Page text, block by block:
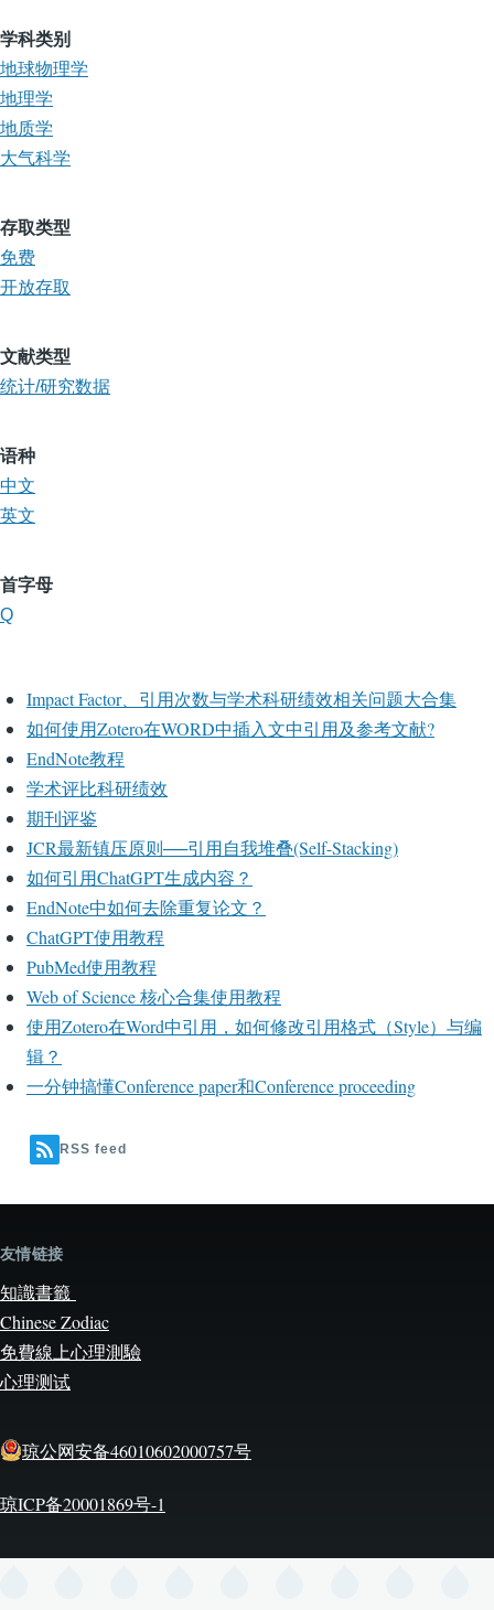
学科类别
地球物理学
地理学
地质学
大气科学
存取类型
免费
开放存取
文献类型
统计/研究数据
语种
中文
英文
首字母
Q
Impact Factor、引用次数与学术科研绩效相关问题大合集
如何使用Zotero在WORD中插入文中引用及参考文献?
EndNote教程
学术评比科研绩效
期刊评鉴
JCR最新镇压原则──引用自我堆叠(Self-Stacking)
如何引用ChatGPT生成内容？
EndNote中如何去除重复论文？
ChatGPT使用教程
PubMed使用教程
Web of Science 核心合集使用教程
使用Zotero在Word中引用，如何修改引用格式（Style）与编
辑？
一分钟搞懂Conference paper和Conference proceeding
RSS feed
友情链接
知識書籤
Chinese Zodiac
免費線上心理測驗
心理测试
琼公网安备46010602000757号
琼ICP备20001869号-1